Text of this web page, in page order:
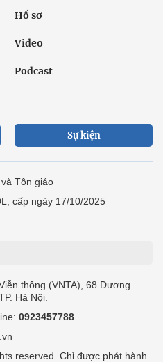
Hồ sơ
Video
Podcast
Sự kiện
Tôn giáo
cấp ngày 17/10/2025
thông (VNTA), 68 Dương
Hà Nội.
0923457788
reserved. Chỉ được phát hành